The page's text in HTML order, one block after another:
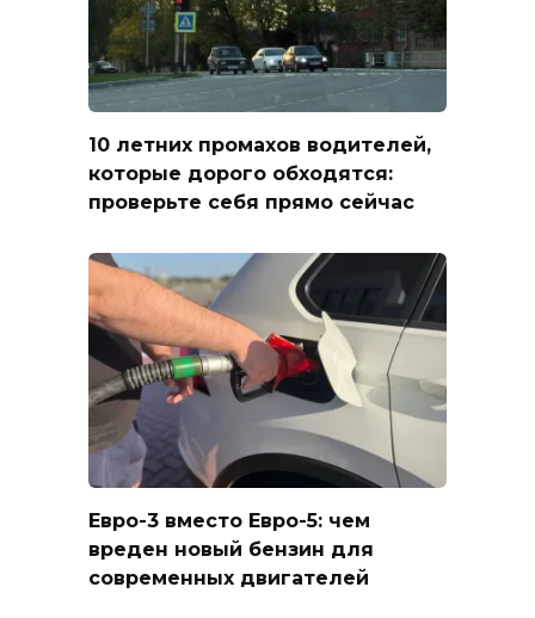
10 летних промахов водителей,
которые дорого обходятся:
проверьте себя прямо сейчас
Евро-3 вместо Евро-5: чем
вреден новый бензин для
современных двигателей